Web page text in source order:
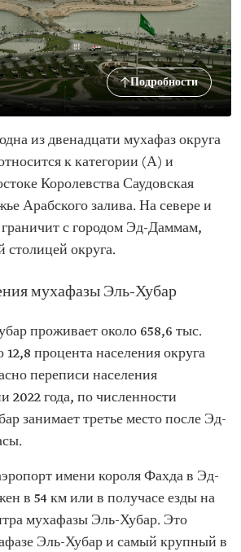
Подробности
из двенадцати мухафаз округа
к категории (А) и
Королевства Саудовская
Арабского залива. На севере и
граничит с городом Эд-Даммам,
столицей округа.
мухафазы Эль-Хубар
проживает около 658,6 тыс.
12,8 процента населения округа
переписи населения
2022 года, по численности
занимает третье место после Эд-
имени короля Фахда в Эд-
в 54 км или в получасе езды на
мухафазы Эль-Хубар. Это
Эль-Хубар и самый крупный в